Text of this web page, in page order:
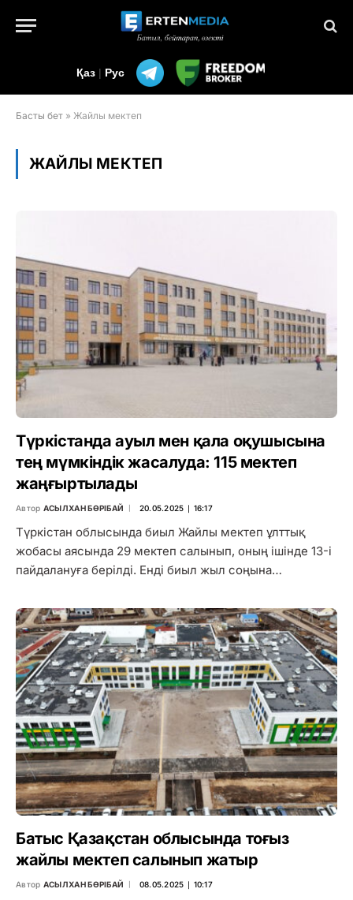
Қаз | Рус
Басты бет » Жайлы мектеп
ЖАЙЛЫ МЕКТЕП
Түркістанда ауыл мен қала оқушысына
тең мүмкіндік жасалуда: 115 мектеп
жаңғыртылады
Автор АСЫЛХАН БӨРІБАЙ 20.05.2025 ∣ 16:17
Түркістан облысында биыл Жайлы мектеп ұлттық
жобасы аясында 29 мектеп салынып, оның ішінде 13-і
пайдалануға берілді. Енді биыл жыл соңына…
Батыс Қазақстан облысында тоғыз
жайлы мектеп салынып жатыр
Автор АСЫЛХАН БӨРІБАЙ 08.05.2025 ∣ 10:17